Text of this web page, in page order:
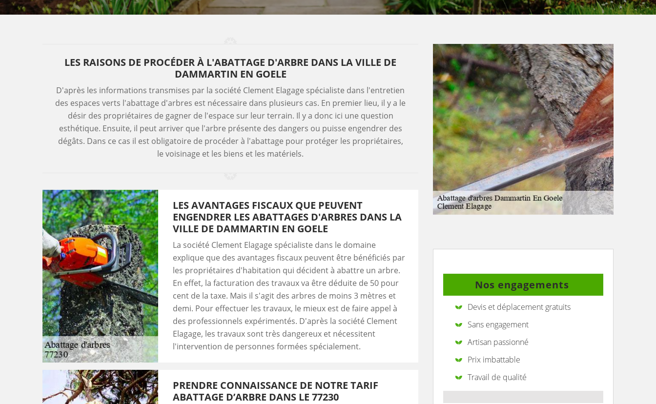
LES RAISONS DE PROCÉDER À L'ABATTAGE D'ARBRE DANS LA VILLE DE
DAMMARTIN EN GOELE
D'après les informations transmises par la société Clement Elagage spécialiste dans l'entretien
des espaces verts l'abattage d'arbres est nécessaire dans plusieurs cas. En premier lieu, il y a le
désir des propriétaires de gagner de l'espace sur leur terrain. Il y a donc ici une question
esthétique. Ensuite, il peut arriver que l'arbre présente des dangers ou puisse engendrer des
dégâts. Dans ce cas il est obligatoire de procéder à l'abattage pour protéger les propriétaires,
le voisinage et les biens et les matériels.
LES AVANTAGES FISCAUX QUE PEUVENT
ENGENDRER LES ABATTAGES D'ARBRES DANS LA
VILLE DE DAMMARTIN EN GOELE
La société Clement Elagage spécialiste dans le domaine
explique que des avantages fiscaux peuvent être bénéficiés par
les propriétaires d'habitation qui décident à abattre un arbre.
En effet, la facturation des travaux va être déduite de 50 pour
cent de la taxe. Mais il s'agit des arbres de moins 3 mètres et
demi. Pour effectuer les travaux, le mieux est de faire appel à
des professionnels expérimentés. D'après la société Clement
Elagage, les travaux sont très dangereux et nécessitent
l'intervention de personnes formées spécialement.
PRENDRE CONNAISSANCE DE NOTRE TARIF
ABATTAGE D’ARBRE DANS LE 77230
Nos engagements
Devis et déplacement gratuits
Sans engagement
Artisan passionné
Prix imbattable
Travail de qualité